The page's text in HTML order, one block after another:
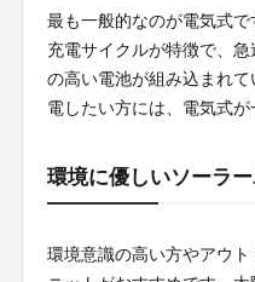
最も一般的なのが電気式
充電サイクルが特徴で、
の高い電池が組み込まれ
電したい方には、電気式が
環境に優しいソーラ
環境意識の高い方やアウ